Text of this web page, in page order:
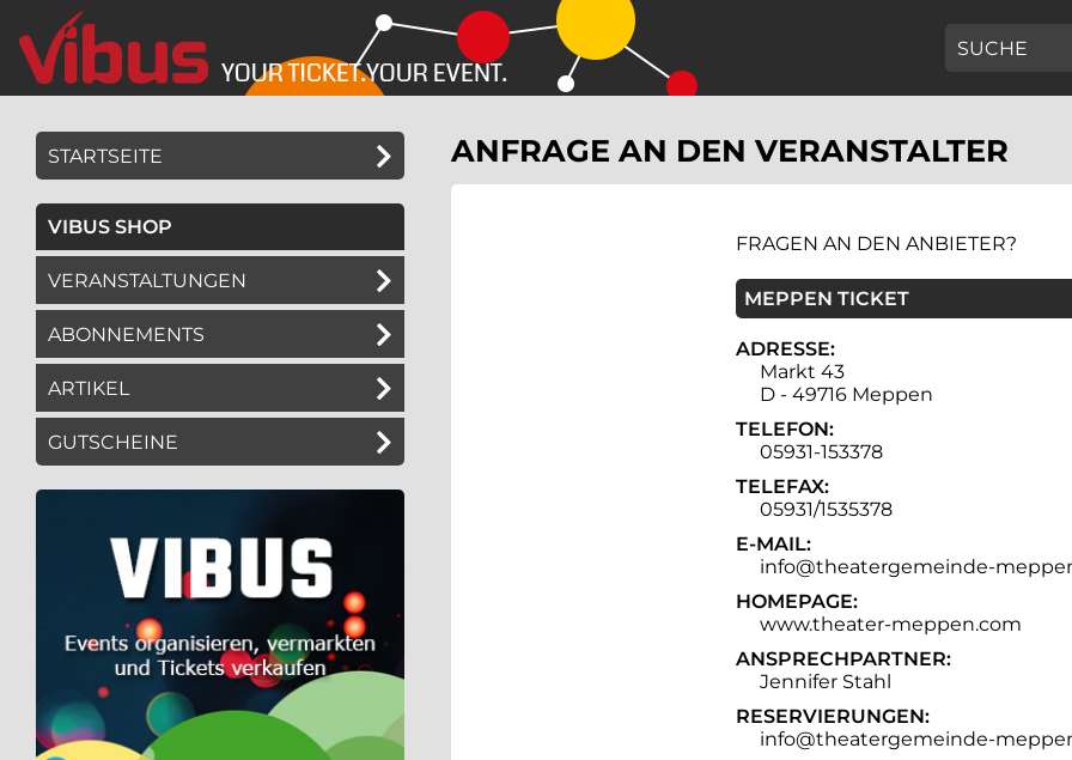
Springe
zum
Hauptinhalt
zum
Menü
GEBEN SIE
STARTSEITE
VIBUS SHOP
VERANSTALTUNGEN
ABONNEMENTS
ARTIKEL
GUTSCHEINE
ANFRAGE AN DEN VERANSTALTER
FRAGEN AN DEN ANBIETER?
MEPPEN TICKET
ADRESSE:
Markt 43
D - 49716 Meppen
TELEFON:
05931-153378
TELEFAX:
05931/1535378
E-MAIL:
info@theatergemeinde-
HOMEPAGE:
www.theater-meppen.com
ANSPRECHPARTNER:
Jennifer Stahl
RESERVIERUNGEN:
info@theatergemeinde-